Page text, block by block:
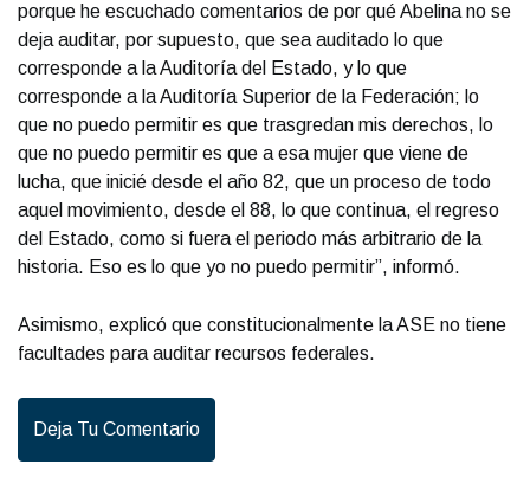
porque he escuchado comentarios de por qué Abelina no se
deja auditar, por supuesto, que sea auditado lo que
corresponde a la Auditoría del Estado, y lo que
corresponde a la Auditoría Superior de la Federación; lo
que no puedo permitir es que trasgredan mis derechos, lo
que no puedo permitir es que a esa mujer que viene de
lucha, que inicié desde el año 82, que un proceso de todo
aquel movimiento, desde el 88, lo que continua, el regreso
del Estado, como si fuera el periodo más arbitrario de la
historia. Eso es lo que yo no puedo permitir”, informó.
Asimismo, explicó que constitucionalmente la ASE no tiene
facultades para auditar recursos federales.
Deja Tu Comentario